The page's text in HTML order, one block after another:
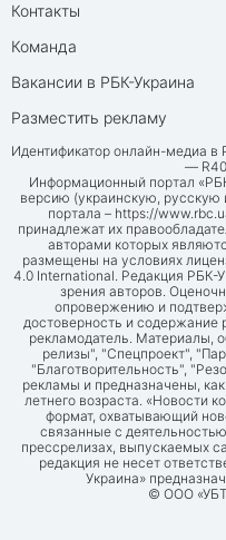
Контакты
Команда
Вакансии в РБК-Украина
Разместить рекламу
Идентификатор онлайн-медиа в
—
Информационный портал
версию (украинскую, русскую
портала – https://
принадлежат их
авторами которых
размещены на условиях
4.0 International. Редакция РБК-
зрения авторов.
опровержению и
достоверность и содержание
рекламодатель. Материалы,
релизы", "Спецпроект",
"Благотворительность",
рекламы и предназначены,
летнего возраста. «Новости
формат, охватывающий
связанные с
прессрелизах, выпускаемых
редакция не несет
Украина»
© ООО